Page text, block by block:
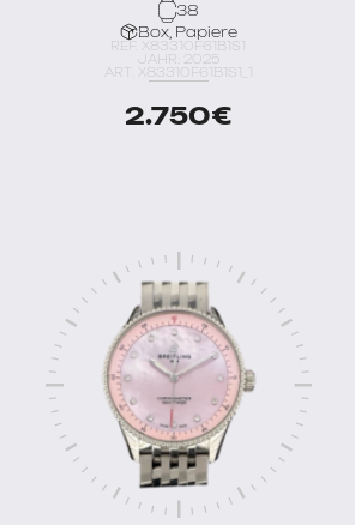
38
Box, Papiere
REF. X83310F61B1S1
JAHR: 2025
ART. X83310F61B1S1_1
2.750€